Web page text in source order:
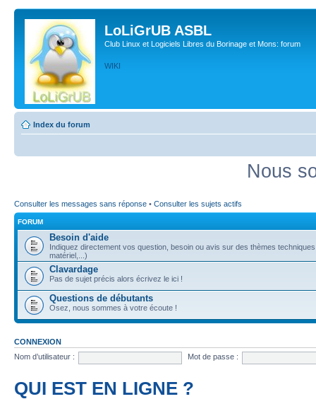
LoLiGrUB ASBL
Club Linux et Logiciels Libres du Borinage et Mons: forum
WIKI
Index du forum
Nous
Consulter les messages sans réponse • Consulter les sujets actifs
FORUM
Besoin d'aide
Indiquez directement vos question, besoin ou avis sur des thèmes
matériel,...)
Clavardage
Pas de sujet précis alors écrivez le ici !
Questions de débutants
Osez, nous sommes à votre écoute !
CONNEXION
Nom d’utilisateur :
Mot de passe :
QUI EST EN LIGNE ?